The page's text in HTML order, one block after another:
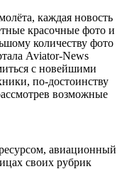
каждая новость
красочные фото и
количеству фото
Aviator-News
с новейшими
по-достоинству
возможные
авиационный
своих рубрик